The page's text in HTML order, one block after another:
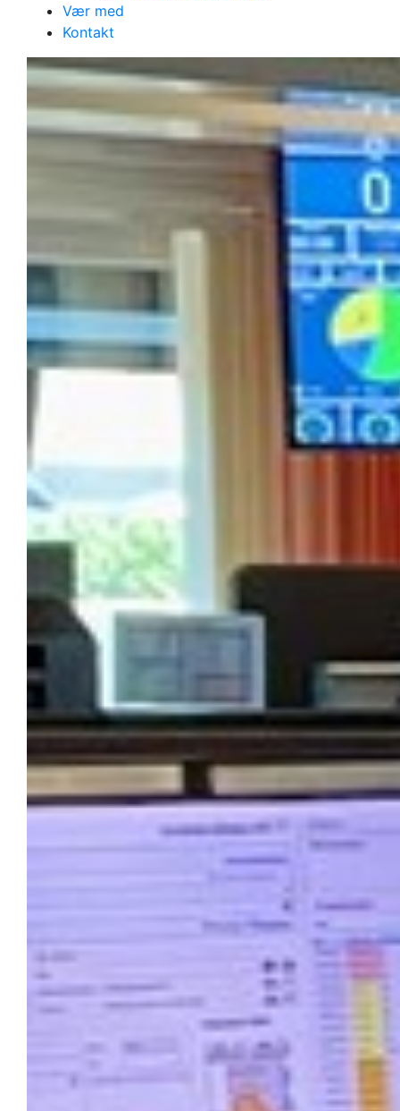
Vær med
Kontakt
Akuttelefonen 1813
Skal man nu betale
for at ringe